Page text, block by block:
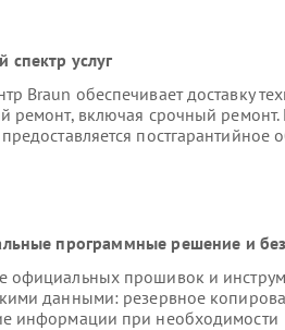
спектр услуг
Braun обеспечивает доставку
ремонт, включая срочный ремонт.
программные решение и
официальных прошивок и
данными: резервное
информации при необходимости